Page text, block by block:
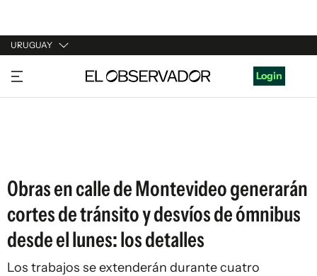
URUGUAY
URUGUAY
ARGENTINA
Login
Obras en calle de Montevideo generarán
cortes de tránsito y desvíos de ómnibus
desde el lunes: los detalles
Los trabajos se extenderán durante cuatro